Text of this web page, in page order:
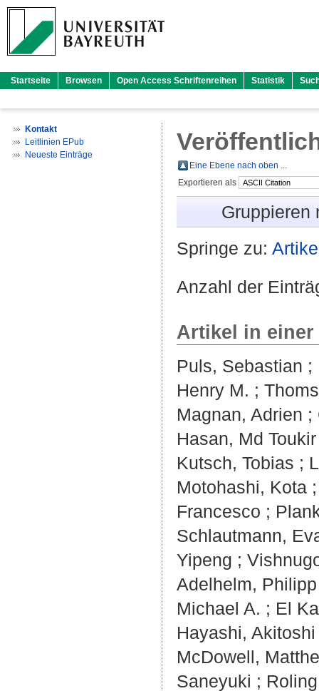
Startseite Browsen Open Access Schriftenreihen Statistik
Kontakt
Leitlinien EPub
Neueste Einträge
Eine Ebene nach oben ...
Exportieren als
Gruppieren
Springe zu:
Anzahl der
Artikel in
Puls, Sebastian ;
Henry M. ;
Magnan, Adrien ;
Hasan, Md Toukir
Kutsch, Tobias ;
Motohashi, Kota
Francesco ;
Schlautmann,
Yipeng ;
Adelhelm, Philipp
Michael A. ; El
Hayashi, Akitoshi
McDowell,
Saneyuki ;